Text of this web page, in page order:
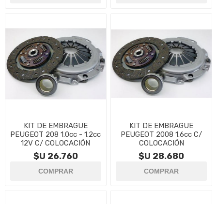
KIT DE EMBRAGUE
PEUGEOT 208 1.0cc - 1.2cc
12V C/ COLOCACIÓN
$U 26.760
KIT DE EMBRAGUE
PEUGEOT 2008 1.6cc C/
COLOCACIÓN
$U 28.680